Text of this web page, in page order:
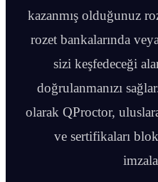
kazanmış olduğunuz
rozet bankalarında
sizi keşfedeceği
doğrulanmanızı
olarak QProctor,
ve sertifikaları